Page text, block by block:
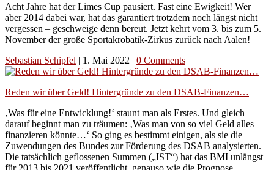
Acht Jahre hat der Limes Cup pausiert. Fast eine Ewigkeit! Wer
aber 2014 dabei war, hat das garantiert trotzdem noch längst nicht
vergessen – geschweige denn bereut. Jetzt kehrt vom 3. bis zum 5.
November der große Sportakrobatik-Zirkus zurück nach Aalen!
Sebastian Schipfel | 1. Mai 2022 | 0 Comments
Reden wir über Geld! Hintergründe zu den DSAB-Finanzen…
‚Was für eine Entwicklung!‘ staunt man als Erstes. Und gleich
darauf beginnt man zu träumen: ‚Was man von so viel Geld alles
finanzieren könnte…‘ So ging es bestimmt einigen, als sie die
Zuwendungen des Bundes zur Förderung des DSAB analysierten.
Die tatsächlich geflossenen Summen („IST“) hat das BMI unlängst
für 2013 bis 2021 veröffentlicht, genauso wie die Prognose